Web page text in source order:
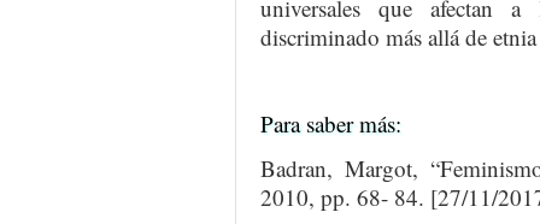
universales que afectan
discriminado más allá de
Para saber más:
Badran, Margot,
2010, pp. 68- 84. [27/11/